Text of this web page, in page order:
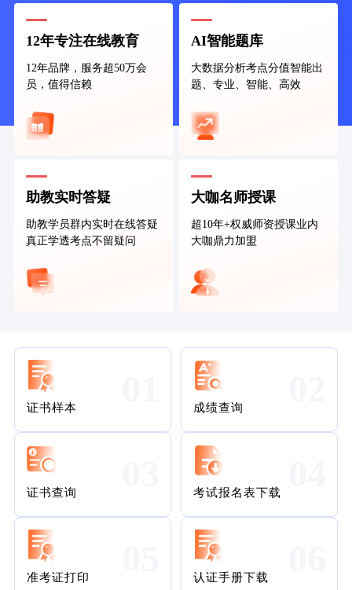
12年专注在线教育
12年品牌，服务超50万会
员，值得信赖
AI智能题库
大数据分析考点分值智能出
题、专业、智能、高效
助教实时答疑
助教学员群内实时在线答疑
真正学透考点不留疑问
大咖名师授课
超10年+权威师资授课业内
大咖鼎力加盟
证书样本 成绩查询
证书查询 考试报名表下载
准考证打印 认证手册下载